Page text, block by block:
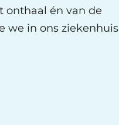
onthaal én van de
we in ons ziekenhuis